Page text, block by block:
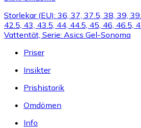
Storlekar (EU): 36, 37, 37.5, 38, 39,
42.5, 43, 43.5, 44, 44.5, 45, 46, 46.5,
Vattentät, Serie: Asics Gel-Sonoma
Priser
Insikter
Prishistorik
Omdömen
Info